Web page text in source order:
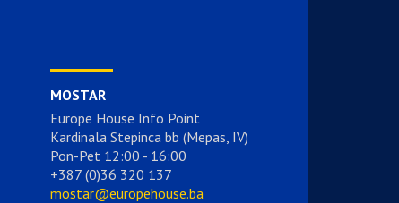
MOSTAR
Europe House Info Point
Kardinala Stepinca bb (Mepas, IV)
Pon-Pet 12:00 - 16:00
+387 (0)36 320 137
mostar@europehouse.ba